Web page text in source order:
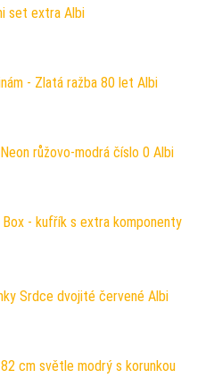
set extra Albi
byla: 499 Kč.
- Zlatá ražba 80 let Albi
byla: 55 Kč.
růžovo-modrá číslo 0 Albi
byla: 39 Kč.
Box - kufřík s extra komponenty
byla: 799 Kč.
Srdce dvojité červené Albi
byla: 39 Kč.
cm světle modrý s korunkou